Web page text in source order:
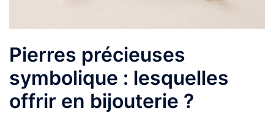
Pierres précieuses
symbolique : lesquelles
offrir en bijouterie ?